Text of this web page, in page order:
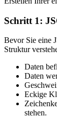
Schritt 1:
Bevor Sie eine
Struktur
Daten
Daten
Eckige
stehen.